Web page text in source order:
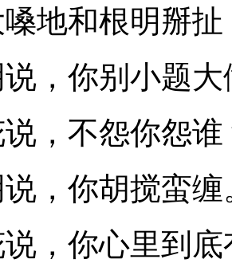
地和根明掰
你别小题大
不怨你怨谁
你胡搅蛮缠
你心里到底